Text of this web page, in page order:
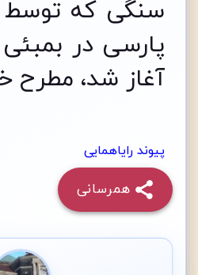
سنگی که توسط
پارسی در
آغاز شد، مطرح
پیوند رایاهمایی
همرسانی